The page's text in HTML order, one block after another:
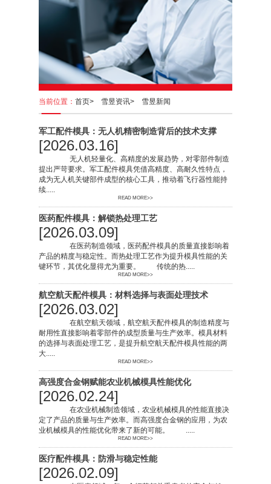
当前位置： 首页> 雪昱资讯> 雪昱新闻
军工配件模具：无人机精密制造背后的技术支撑
[2026.03.16]
无人机轻量化、高精度的发展趋势，对零部件制造
提出严苛要求。军工配件模具凭借高精度、高耐久性特点，
成为无人机关键部件成型的核心工具，推动着飞行器性能持
续.....
READ MORE>>
医药配件模具：解锁热处理工艺
[2026.03.09]
在医药制造领域，医药配件模具的质量直接影响着
产品的精度与稳定性。而热处理工艺作为提升模具性能的关
键环节，其优化显得尤为重要。 传统的热.....
READ MORE>>
航空航天配件模具：材料选择与表面处理技术
[2026.03.02]
在航空航天领域，航空航天配件模具的制造精度与
耐用性直接影响着零部件的成型质量与生产效率。模具材料
的选择与表面处理工艺，是提升航空航天配件模具性能的两
大.....
READ MORE>>
高强度合金钢赋能农业机械模具性能优化
[2026.02.24]
在农业机械制造领域，农业机械模具的性能直接决
定了产品的质量与生产效率。而高强度合金钢的应用，为农
业机械模具的性能优化带来了新的可能。 .....
READ MORE>>
医疗配件模具：防滑与稳定性能
[2026.02.09]